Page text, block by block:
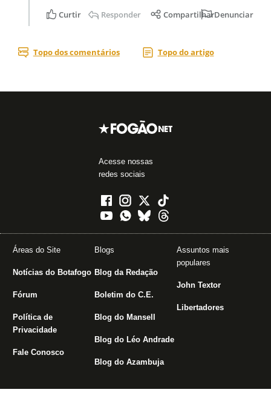
Acesse nossas
redes sociais
Áreas do Site
Notícias do Botafogo
Fórum
Política de
Privacidade
Fale Conosco
Blogs
Blog da Redação
Boletim do C.E.
Blog do Mansell
Blog do Léo Andrade
Blog do Azambuja
Assuntos mais
populares
John Textor
Libertadores